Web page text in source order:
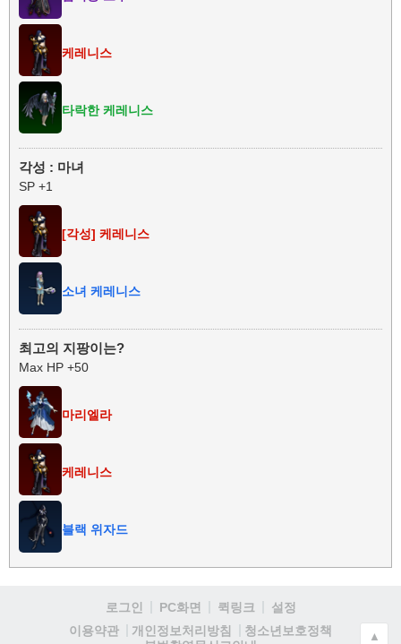
케레니스
타락한 케레니스
각성 : 마녀
SP +1
[각성] 케레니스
소녀 케레니스
최고의 지팡이는?
Max HP +50
마리엘라
케레니스
블랙 위자드
로그인 PC화면 퀵링크
설정
이용약관
개인정보처리방침
청소년보호정책
▲